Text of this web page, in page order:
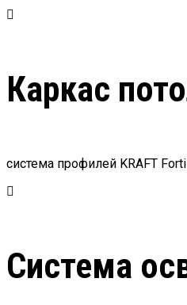
Каркас
система профилей KRAFT
Система